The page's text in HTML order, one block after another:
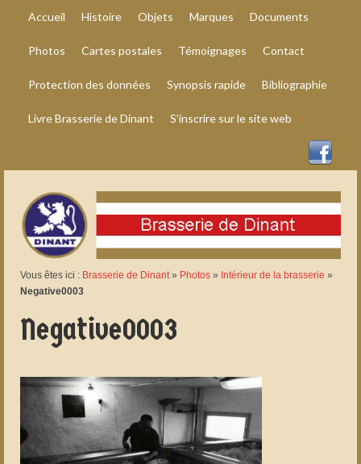
Accueil Histoire Objets Marques Documents
Photos Cartes postales Témoignages Contact
Protection des données Synopsis rapide Bibliographie
Livre Brasserie de Dinant S’inscrire sur le site web
Vous êtes ici : Brasserie de Dinant» Photos » Intérieur de la brasserie »
Negative0003
Negative0003